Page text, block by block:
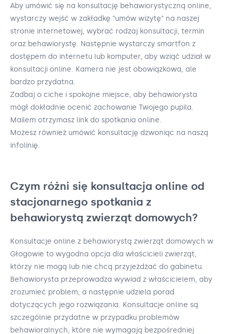
Aby umówić się na konsultację behawiorystyczną online,
wystarczy wejść w zakładkę "umów wizytę" na naszej
stronie internetowej, wybrać rodzaj konsultacji, termin
oraz behawiorystę. Następnie wystarczy smartfon z
dostępem do internetu lub komputer, aby wziąć udział w
konsultacji online. Kamera nie jest obowiązkowa, ale
bardzo przydatna.
Zadbaj o ciche i spokojne miejsce, aby behawiorysta
mógł dokładnie ocenić zachowanie Twojego pupila.
Mailem otrzymasz link do spotkania online.
Możesz również umówić konsultację dzwoniąc na naszą
infolinię.
Czym różni się konsultacja online od
stacjonarnego spotkania z
behawiorystą zwierząt domowych?
Konsultacje online z behawiorystą zwierząt domowych w
Głogowie to wygodna opcja dla właścicieli zwierząt,
którzy nie mogą lub nie chcą przyjeżdżać do gabinetu.
Behawiorysta przeprowadza wywiad z właścicielem, aby
zrozumieć problem, a następnie udziela porad
dotyczących jego rozwiązania. Konsultacje online są
szczególnie przydatne w przypadku problemów
behawioralnych, które nie wymagają bezpośredniej